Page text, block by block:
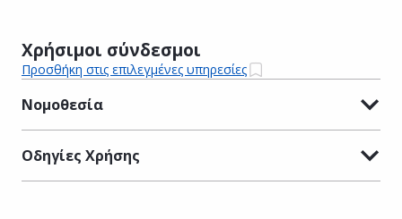
Χρήσιμοι σύνδεσμοι
Προσθήκη στις επιλεγμένες υπηρεσίες
Νομοθεσία
Οδηγίες Χρήσης